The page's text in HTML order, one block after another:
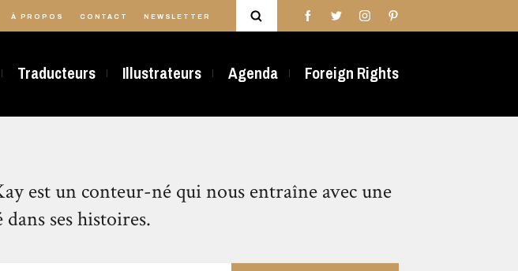
À PROPOS CONTACT NEWSLETTER
Traducteurs Illustrateurs Agenda Foreign Rights
est un conteur-né qui nous entraîne avec une
ses histoires.